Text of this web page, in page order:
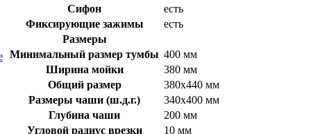
Сифон
есть
Фиксирующие зажимы
есть
Размеры
Минимальный размер тумбы 400 мм
Ширина мойки
380 мм
Общий размер
380х440 мм
Размеры чаши (ш.д.г.)
340х400 мм
Глубина чаши
200 мм
Угловой радиус врезки
10 мм